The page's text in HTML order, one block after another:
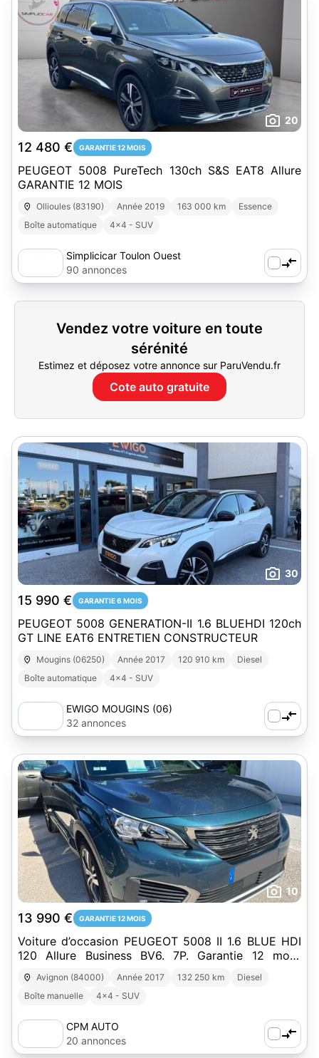
20
12 480 € GARANTIE 12 MOIS
PEUGEOT 5008 PureTech 130ch S&S EAT8 Allure
GARANTIE 12 MOIS
Ollioules (83190) Année 2019 163 000 km
Essence
Boîte automatique
4x4 - SUV
Simplicicar Toulon Ouest
90 annonces
Vendez votre voiture en toute
sérénité
Estimez et déposez votre annonce sur ParuVendu.fr
Cote auto gratuite
30
15 990 € GARANTIE 6 MOIS
PEUGEOT 5008 GENERATION-II 1.6 BLUEHDI 120ch
GT LINE EAT6 ENTRETIEN CONSTRUCTEUR
Mougins (06250) Année 2017 120 910 km
Diesel
Boîte automatique
4x4 - SUV
EWIGO MOUGINS (06)
32 annonces
10
13 990 € GARANTIE 12 MOIS
Voiture d’occasion PEUGEOT 5008 II 1.6 BLUE HDI
120 Allure Business BV6. 7P. Garantie 12 mois.
(4418)
Avignon (84000) Année 2017 132 250 km
Diesel
Boîte manuelle
4x4 - SUV
CPM AUTO
20 annonces